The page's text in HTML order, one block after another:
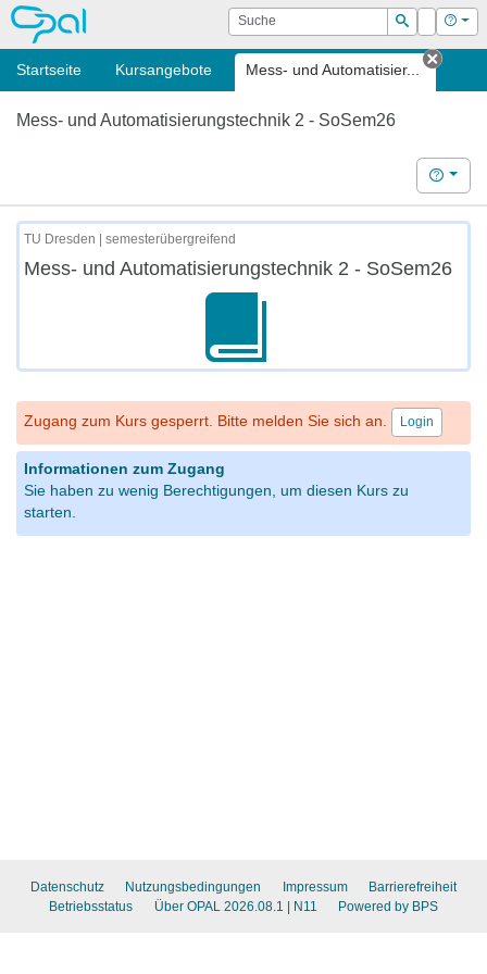
OPAL Suche
Suchen
Login Hilfe
Startseite Kursangebote Mess- und Automatisier...
Tab
Mess- und Automatisierungstechnik 2 - SoSem26
Hilfe
TU Dresden | semesterübergreifend
Mess- und Automatisierungstechnik 2 - SoSem26
Zugang zum Kurs gesperrt. Bitte melden Sie sich an. Login
Informationen zum Zugang
Sie haben zu wenig Berechtigungen, um diesen Kurs zu
starten.
Datenschutz Nutzungsbedingungen Impressum
Barrierefreiheit
Betriebsstatus
Über OPAL 2026.08.1 | N11 Powered by BPS